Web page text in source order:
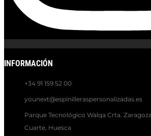
INFORMACIÓN
+34 91 159 52 00
younext@espinilleraspersonalizadas.es
Parque Tecnológico Walqa Crta.
Cuarte, Huesca